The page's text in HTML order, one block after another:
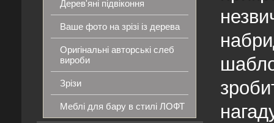
Дерев'яні підвіконня
Ваше фото на зрізі із дерева
Оригінальні авторські слеб
вироби
Зрізи
Меблі для бару в стилі ЛОФТ